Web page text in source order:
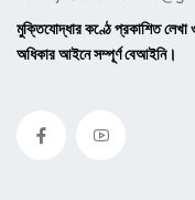
মুক্তিযোদ্ধার কণ্ঠে প্রকাশিত
অধিকার আইনে সম্পূর্ণ বেআইনি।